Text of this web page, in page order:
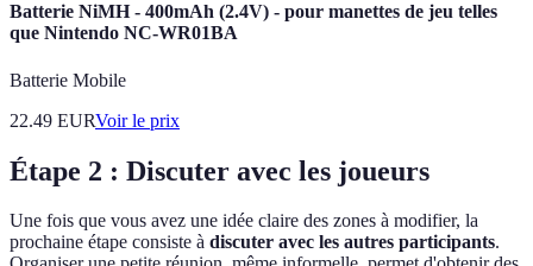
Batterie NiMH - 400mAh (2.4V) - pour manettes de jeu telles
que Nintendo NC-WR01BA
Batterie Mobile
22.49 EURVoir le prix
Étape 2 : Discuter avec les joueurs
Une fois que vous avez une idée claire des zones à modifier, la
prochaine étape consiste à discuter avec les autres participants.